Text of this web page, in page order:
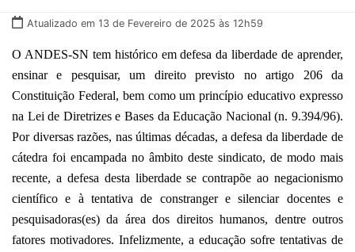
Atualizado em 13 de Fevereiro de 2025 às 12h59
O ANDES-SN tem histórico em defesa da liberdade de aprender,
ensinar e pesquisar, um direito previsto no artigo 206 da
Constituição Federal, bem como um princípio educativo expresso
na Lei de Diretrizes e Bases da Educação Nacional (n. 9.394/96).
Por diversas razões, nas últimas décadas, a defesa da liberdade de
cátedra foi encampada no âmbito deste sindicato, de modo mais
recente, a defesa desta liberdade se contrapõe ao negacionismo
científico e à tentativa de constranger e silenciar docentes e
pesquisadoras(es) da área dos direitos humanos, dentre outros
fatores motivadores. Infelizmente, a educação sofre tentativas de